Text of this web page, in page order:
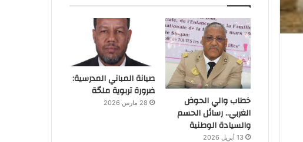
خطاب والي الحوض
الغربي.. رسائل الحسم
والسيادة الوطنية
13 أبريل 2026
صيانة المباني المدرسية:
ضرورة تربوية ملحّة
28 مارس 2026